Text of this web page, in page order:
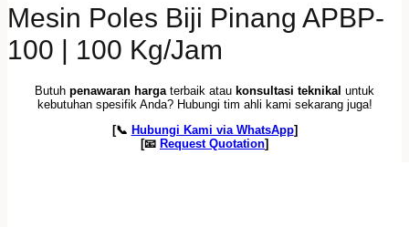
Mesin Poles Biji Pinang APBP-
100 | 100 Kg/Jam
Butuh penawaran hargaterbaik atau konsultasi teknikal untuk
kebutuhan spesifik Anda? Hubungi tim ahli kami sekarang juga!
[📞 Hubungi Kami via WhatsApp]
[📧 Request Quotation]